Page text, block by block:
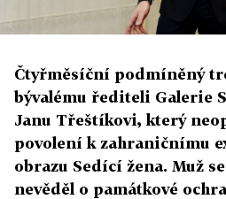
Čtyřměsíční podmíněný
bývalému řediteli Galerie
Janu Třeštíkovi, který
povolení k zahraničnímu
obrazu Sedící žena. Muž
nevěděl o památkové